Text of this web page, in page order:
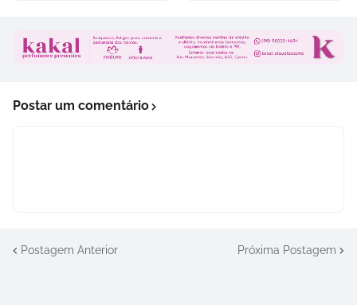
Postar um comentário
Postagem Anterior Próxima Postagem